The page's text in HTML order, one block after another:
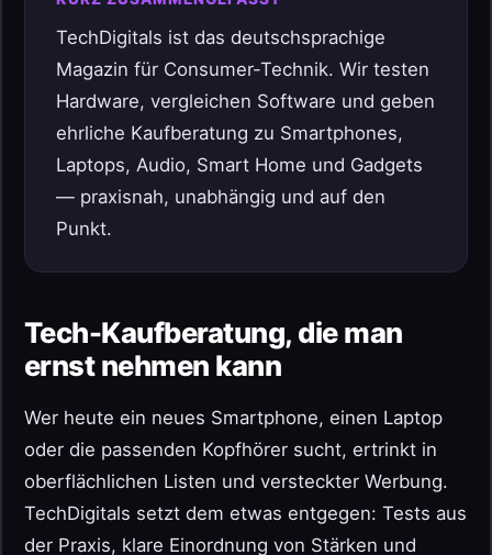
TechDigitals ist das deutschsprachige
Magazin für Consumer-Technik. Wir testen
Hardware, vergleichen Software und geben
ehrliche Kaufberatung zu Smartphones,
Laptops, Audio, Smart Home und Gadgets
— praxisnah, unabhängig und auf den
Punkt.
Tech-Kaufberatung, die man
ernst nehmen kann
Wer heute ein neues Smartphone, einen Laptop
oder die passenden Kopfhörer sucht, ertrinkt in
oberflächlichen Listen und versteckter Werbung.
TechDigitals setzt dem etwas entgegen: Tests aus
der Praxis, klare Einordnung von Stärken und